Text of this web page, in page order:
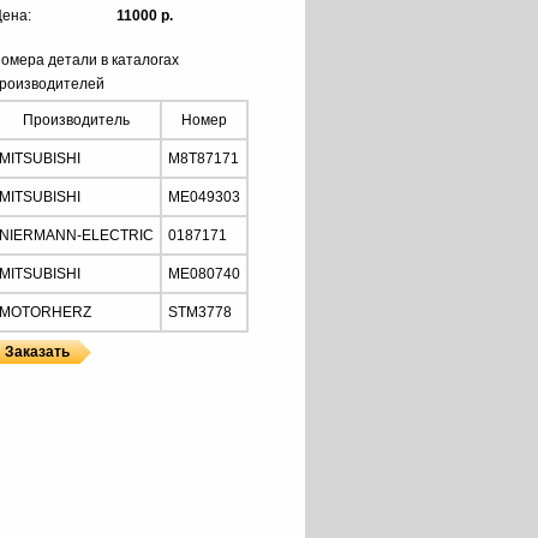
11000 р.
детали в каталогах
Производитель Номер
MITSUBISHI M8T87171
MITSUBISHI ME049303
NIERMANN-ELECTRIC 0187171
MITSUBISHI ME080740
MOTORHERZ STM3778